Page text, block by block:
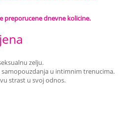
preporucene dnevne kolicine.
zelju.
samopouzdanja u intimnim trenucima.
strast u svoj odnos.